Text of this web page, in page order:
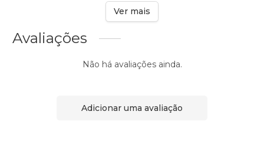
Ver mais
Avaliações
Não há avaliações ainda.
Adicionar uma avaliação